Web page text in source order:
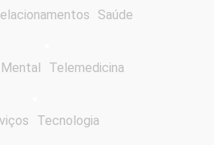
Saúde
Telemedicina
Tecnologia